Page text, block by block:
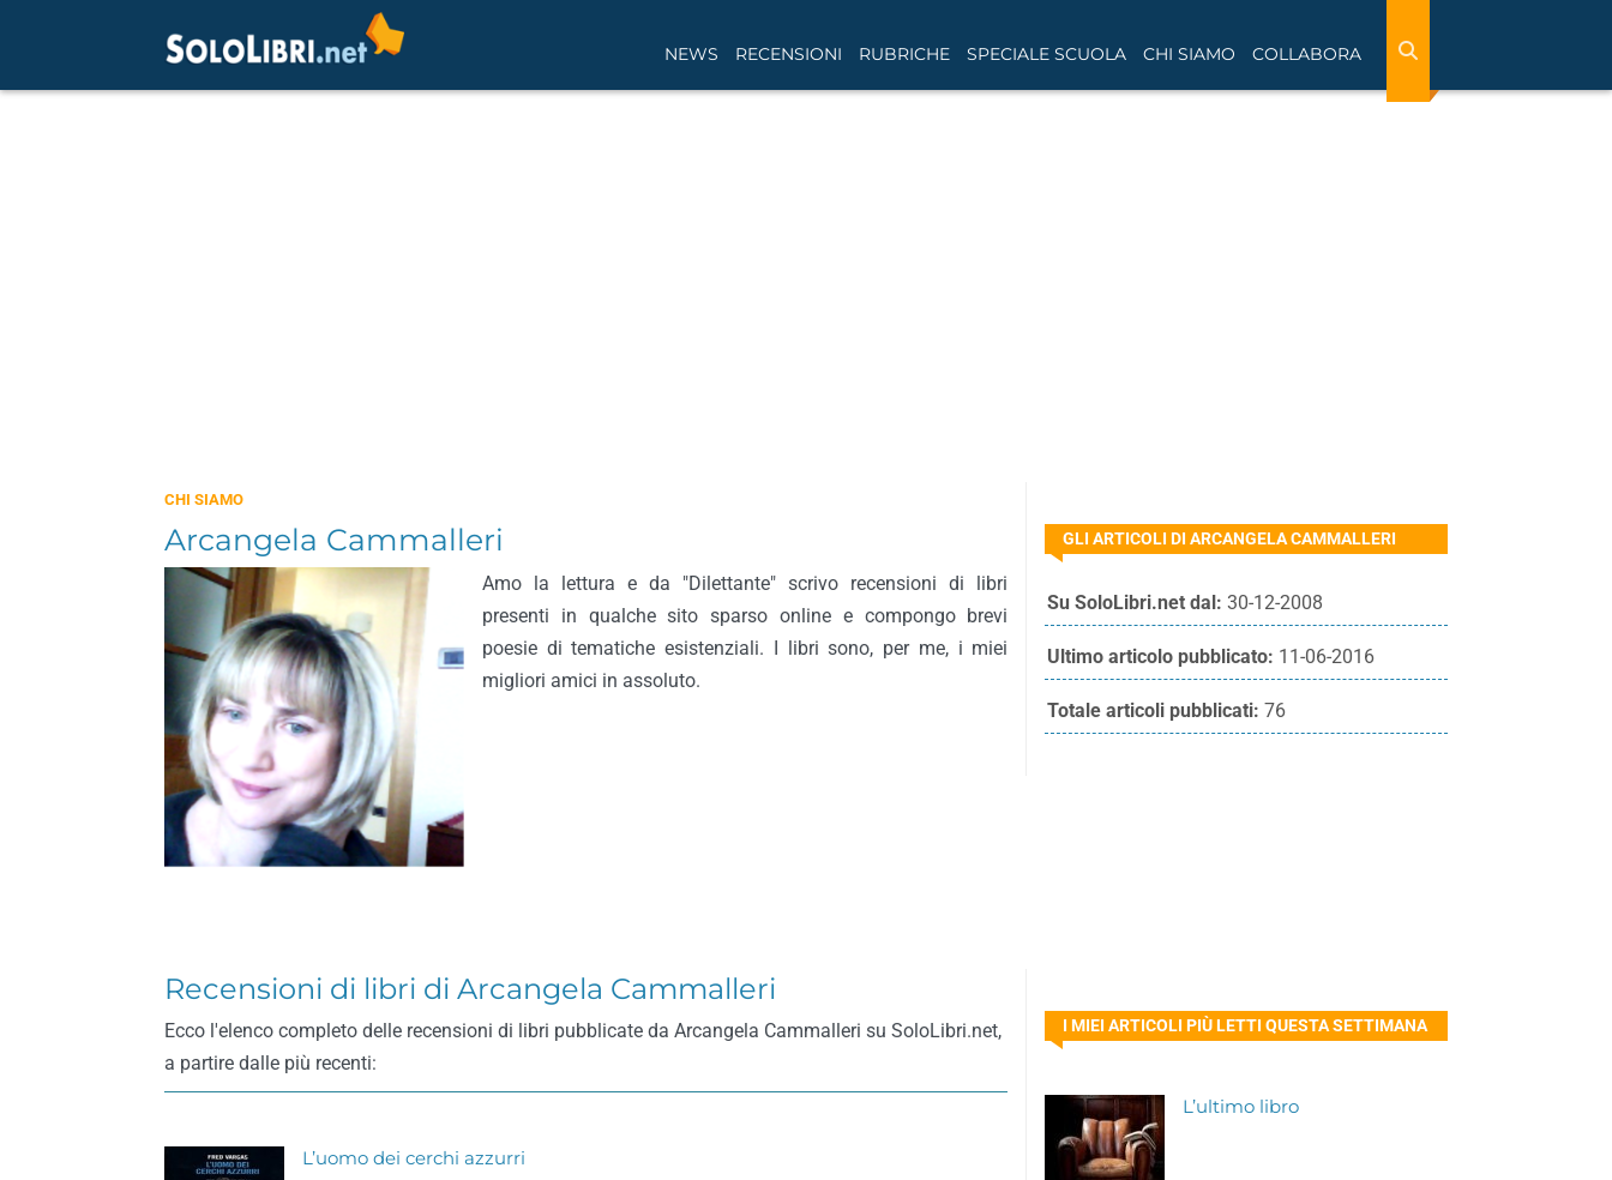
NEWS RECENSIONI RUBRICHE SPECIALE SCUOLA CHI SIAMO COLLABORA
CHI SIAMO
Arcangela Cammalleri
Amo la lettura e da "Dilettante" scrivo recensioni di libri
presenti in qualche sito sparso online e compongo brevi
poesie di tematiche esistenziali. I libri sono, per me, i miei
migliori amici in assoluto.
GLI ARTICOLI DI ARCANGELA CAMMALLERI
Su SoloLibri.net dal: 30-12-2008
Ultimo articolo pubblicato: 11-06-2016
Totale articoli pubblicati: 76
Recensioni di libri di Arcangela Cammalleri
Ecco l'elenco completo delle recensioni di libri pubblicate da Arcangela Cammalleri su SoloLibri.net,
a partire dalle più recenti:
L’uomo dei cerchi azzurri
I MIEI ARTICOLI PIÙ LETTI QUESTA SETTIMANA
L’ultimo libro